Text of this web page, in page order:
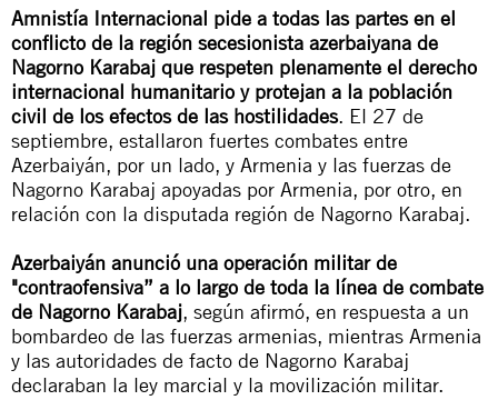
Amnistía Internacional pide a todas las partes en el
conflicto de la región secesionista azerbaiyana de
Nagorno Karabaj que respeten plenamente el derecho
internacional humanitario y protejan a la población
civil de los efectos de las hostilidades. El 27 de
septiembre, estallaron fuertes combates entre
Azerbaiyán, por un lado, y Armenia y las fuerzas de
Nagorno Karabaj apoyadas por Armenia, por otro, en
relación con la disputada región de Nagorno Karabaj.
Azerbaiyán anunció una operación militar de
"contraofensiva” a lo largo de toda la línea de combate
de Nagorno Karabaj, según afirmó, en respuesta a un
bombardeo de las fuerzas armenias, mientras Armenia
y las autoridades de facto de Nagorno Karabaj
declaraban la ley marcial y la movilización militar.